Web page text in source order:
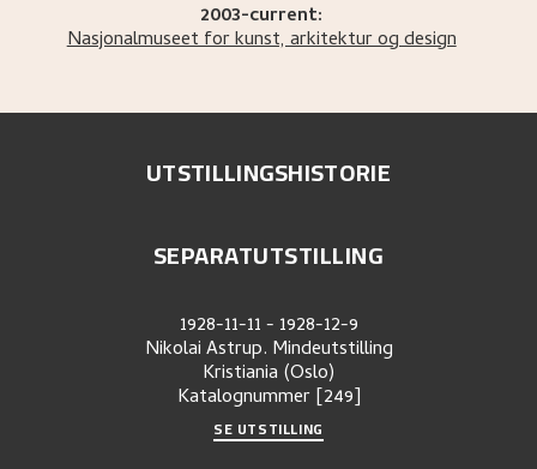
2003-current:
Nasjonalmuseet for kunst, arkitektur og design
UTSTILLINGSHISTORIE
SEPARATUTSTILLING
1928-11-11- 1928-12-9
Nikolai Astrup. Mindeutstilling
Kristiania (Oslo)
Katalognummer [249]
SE UTSTILLING